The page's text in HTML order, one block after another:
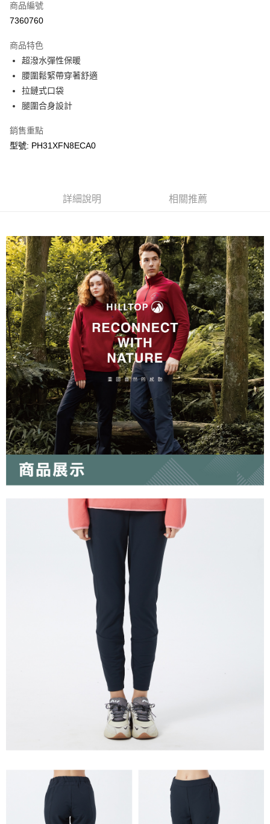
LINE Pay
悠遊付
Google Pay
運送方式
宅配
每筆NT$90，滿NT$899(含以上)免運費
商品編號
7360760
商品特色
超潑水彈性保暖
腰圍鬆緊帶穿著舒適
拉鏈式口袋
腿圍合身設計
銷售重點
型號: PH31XFN8ECA0
詳細說明 相關推薦